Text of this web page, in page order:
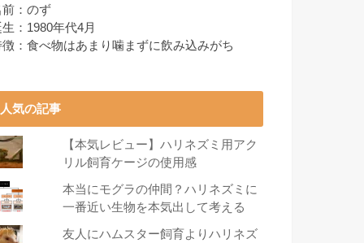
前：のず
：1980年代4月
徴：食べ物はあまり噛まずに飲み込みがち
人気の記事
【本気レビュー】ハリネズミ用アク
リル飼育ケージの使用感
本当にモグラの仲間？ハリネズミに
一番近い生物を本気出して考える
友人にハムスター飼育よりハリネズ